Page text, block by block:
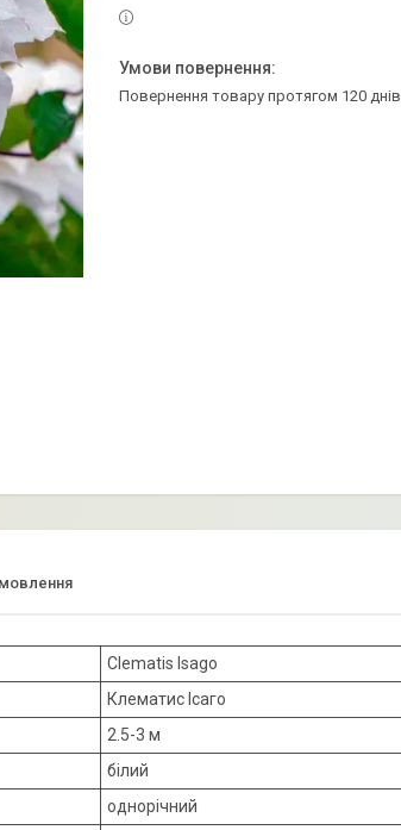
повернення товару протягом 120 днів
Clematis Isago
Клематис Ісаго
2.5-3 м
білий
однорічний